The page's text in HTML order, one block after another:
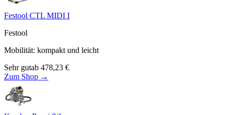
Festool CTL MIDI I
Festool
Mobilität: kompakt und leicht
Sehr gutab 478,23 €
Zum Shop →